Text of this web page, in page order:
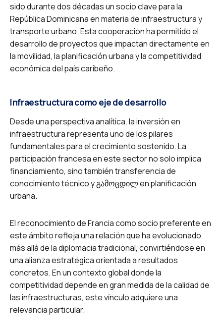
sido durante dos décadas un socio clave para la
República Dominicana en materia de infraestructura y
transporte urbano. Esta cooperación ha permitido el
desarrollo de proyectos que impactan directamente en
la movilidad, la planificación urbana y la competitividad
económica del país caribeño.
Infraestructura como eje de desarrollo
Desde una perspectiva analítica, la inversión en
infraestructura representa uno de los pilares
fundamentales para el crecimiento sostenido. La
participación francesa en este sector no solo implica
financiamiento, sino también transferencia de
conocimiento técnico y გამოცდილ en planificación
urbana.
El reconocimiento de Francia como socio preferente en
este ámbito refleja una relación que ha evolucionado
más allá de la diplomacia tradicional, convirtiéndose en
una alianza estratégica orientada a resultados
concretos. En un contexto global donde la
competitividad depende en gran medida de la calidad de
las infraestructuras, este vínculo adquiere una
relevancia particular.